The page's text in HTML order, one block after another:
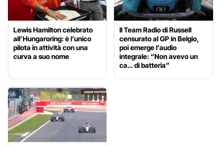
Lewis Hamilton celebrato
all’Hungaroring: è l’unico
pilota in attività con una
curva a suo nome
Il Team Radio di Russell
censurato al GP in Belgio,
poi emerge l’audio
integrale: “Non avevo un
ca… di batteria”